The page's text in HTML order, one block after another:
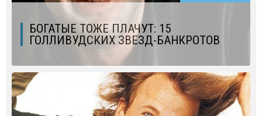
БОГАТЫЕ ТОЖЕ ПЛАЧУТ: 15
ГОЛЛИВУДСКИХ ЗВЕЗД-БАНКРОТОВ